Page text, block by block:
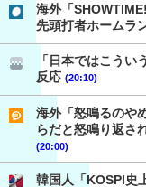
海外「
先頭打者ホームラ
「日本ではこう
反応 (20:10)
海外「怒鳴るのや
らだと怒鳴り返さ
(20:00)
韓国人「KOSPI史